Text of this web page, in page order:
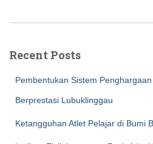
Recent Posts
Pembentukan Sistem
Berprestasi Lubuklinggau
Ketangguhan Atlet Pelajar di Bumi